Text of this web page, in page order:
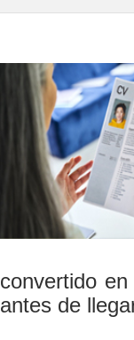
convertido
antes de